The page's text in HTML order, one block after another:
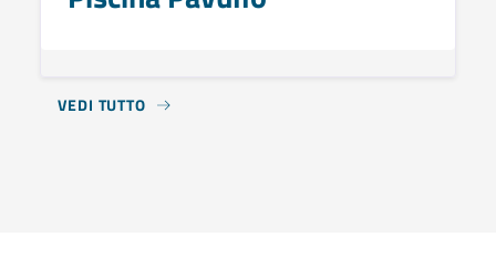
VEDI TUTTO